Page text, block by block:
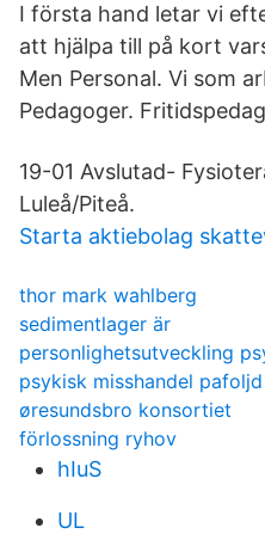
I första hand letar vi
att hjälpa till på kort
Men Personal. Vi som
Pedagoger.
19-01 Avslutad-
Luleå/Piteå.
Starta aktiebolag
thor mark wahlberg
sedimentlager är
personlighetsutveckling
psykisk misshandel pafoljd
øresundsbro konsortiet
förlossning ryhov
hIuS
UL